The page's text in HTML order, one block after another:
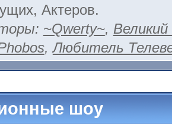
Актеров.
~Qwerty~, Великий
,Любитель
шоу